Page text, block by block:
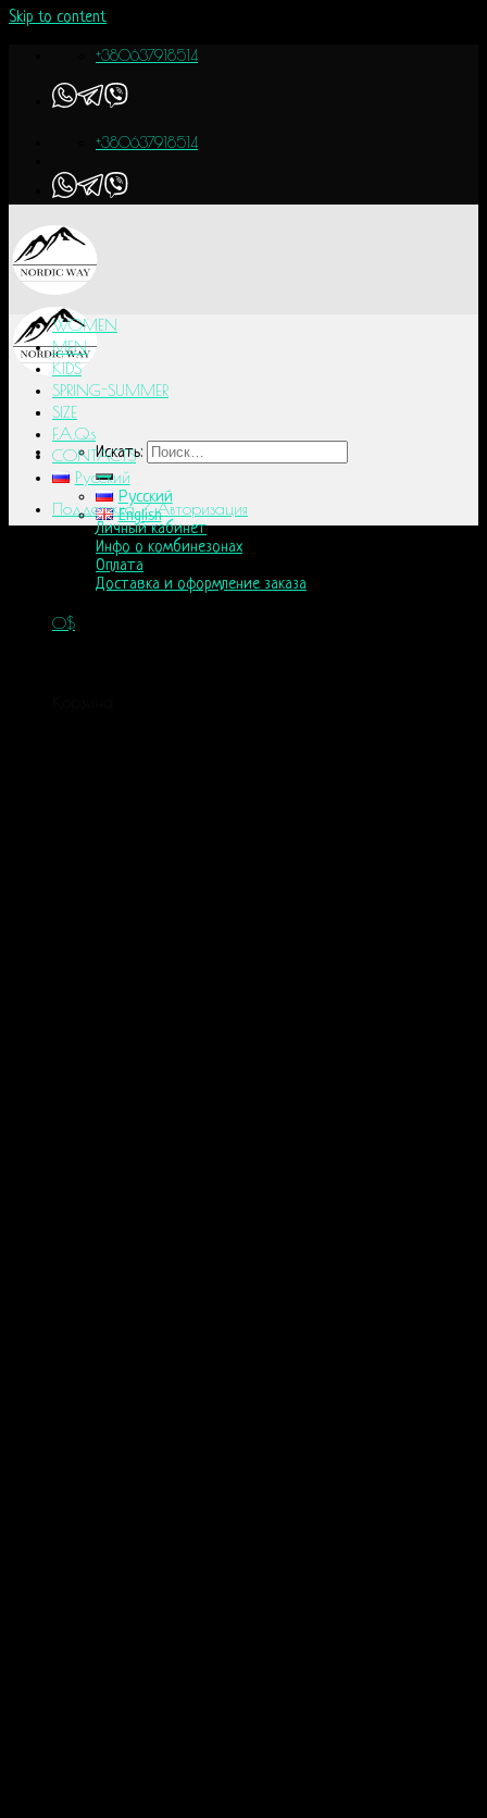
Skip to content
+380637918514
+380637918514
Искать:
Поддержка / Авторизация
Личный кабинет
Инфо о комбинезонах
Оплата
Доставка и оформление заказа
0$
WOMEN
MEN
KIDS
SPRING-SUMMER
SIZE
F.A.Q.s
CONTACTS
Русский
Русский
English